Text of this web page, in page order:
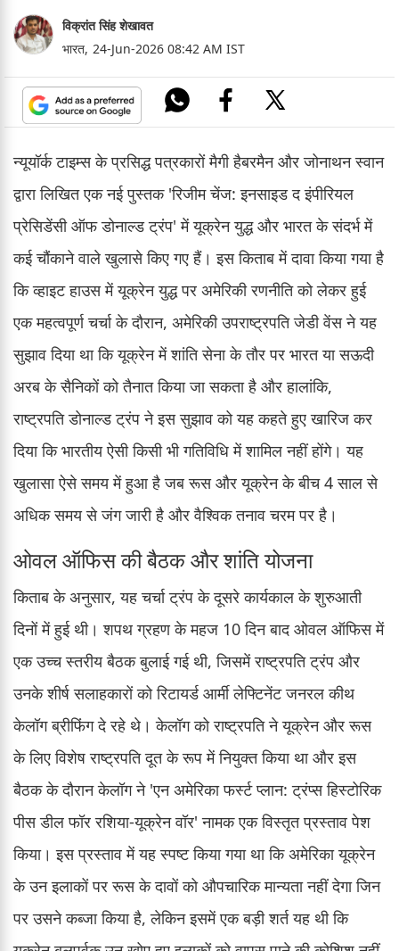
विक्रांत सिंह शेखावत
भारत, 24-Jun-2026 08:42 AM IST
न्यूयॉर्क टाइम्स के प्रसिद्ध पत्रकारों मैगी हैबरमैन और जोनाथन स्वान
द्वारा लिखित एक नई पुस्तक 'रिजीम चेंज: इनसाइड द इंपीरियल
प्रेसिडेंसी ऑफ डोनाल्ड ट्रंप' में यूक्रेन युद्ध और भारत के संदर्भ में
कई चौंकाने वाले खुलासे किए गए हैं। इस किताब में दावा किया गया है
कि व्हाइट हाउस में यूक्रेन युद्ध पर अमेरिकी रणनीति को लेकर हुई
एक महत्वपूर्ण चर्चा के दौरान, अमेरिकी उपराष्ट्रपति जेडी वेंस ने यह
सुझाव दिया था कि यूक्रेन में शांति सेना के तौर पर भारत या सऊदी
अरब के सैनिकों को तैनात किया जा सकता है और हालांकि,
राष्ट्रपति डोनाल्ड ट्रंप ने इस सुझाव को यह कहते हुए खारिज कर
दिया कि भारतीय ऐसी किसी भी गतिविधि में शामिल नहीं होंगे। यह
खुलासा ऐसे समय में हुआ है जब रूस और यूक्रेन के बीच 4 साल से
अधिक समय से जंग जारी है और वैश्विक तनाव चरम पर है।
ओवल ऑफिस की बैठक और शांति योजना
किताब के अनुसार, यह चर्चा ट्रंप के दूसरे कार्यकाल के शुरुआती
दिनों में हुई थी। शपथ ग्रहण के महज 10 दिन बाद ओवल ऑफिस में
एक उच्च स्तरीय बैठक बुलाई गई थी, जिसमें राष्ट्रपति ट्रंप और
उनके शीर्ष सलाहकारों को रिटायर्ड आर्मी लेफ्टिनेंट जनरल कीथ
केलॉग ब्रीफिंग दे रहे थे। केलॉग को राष्ट्रपति ने यूक्रेन और रूस
के लिए विशेष राष्ट्रपति दूत के रूप में नियुक्त किया था और इस
बैठक के दौरान केलॉग ने 'एन अमेरिका फर्स्ट प्लान: ट्रंप्स हिस्टोरिक
पीस डील फॉर रशिया-यूक्रेन वॉर' नामक एक विस्तृत प्रस्ताव पेश
किया। इस प्रस्ताव में यह स्पष्ट किया गया था कि अमेरिका यूक्रेन
के उन इलाकों पर रूस के दावों को औपचारिक मान्यता नहीं देगा जिन
पर उसने कब्जा किया है, लेकिन इसमें एक बड़ी शर्त यह थी कि